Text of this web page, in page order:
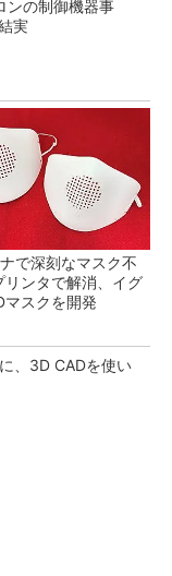
ンの制御機器事
実
で深刻なマスク不
リンタで解消、イグ
マスクを開発
、3D CADを使い